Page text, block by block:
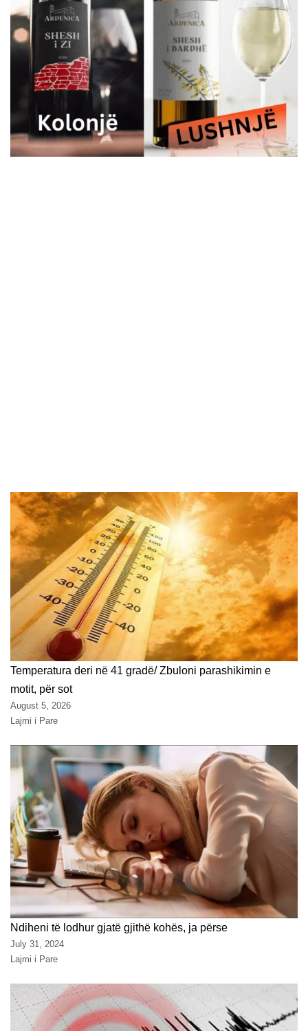
Temperatura deri në 41 gradë/ Zbuloni parashikimin e
motit, për sot
August 5, 2026
Lajmi i Pare
Ndiheni të lodhur gjatë gjithë kohës, ja përse
July 31, 2024
Lajmi i Pare